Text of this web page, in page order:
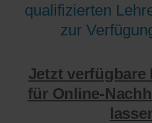
qualifizierten
zur
Jetzt verfügbare
für Online-